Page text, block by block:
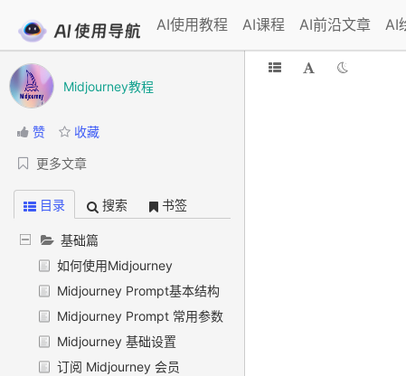
AI使用教程 AI课程 AI前沿文章 AI
Midjourney教程
赞 收藏
更多文章
目录 搜索 书签
基础篇
如何使用Midjourney
Midjourney Prompt基本结构
Midjourney Prompt 常用参数
Midjourney 基础设置
订阅 Midjourney 会员